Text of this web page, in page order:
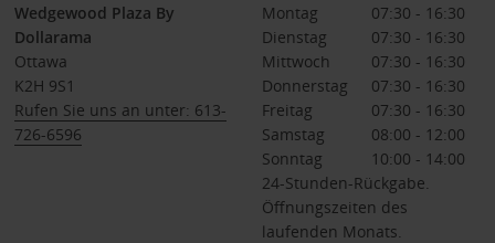
Wedgewood Plaza By
Dollarama
Ottawa
K2H 9S1
Rufen Sie uns an unter: 613-
726-6596
Montag
07:30 - 16:30
Dienstag
07:30 - 16:30
Mittwoch
07:30 - 16:30
Donnerstag
07:30 - 16:30
Freitag
07:30 - 16:30
Samstag
08:00 - 12:00
Sonntag
10:00 - 14:00
24-Stunden-Rückgabe.
Öffnungszeiten des
laufenden Monats.